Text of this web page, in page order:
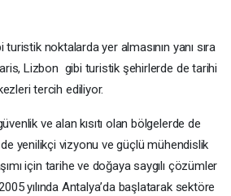
noktalarda yer almasının yanı sıra
Lizbon gibi turistik şehirlerde de tarihi
tercih ediliyor.
ve alan kısıtı olan bölgelerde de
yenilikçi vizyonu ve güçlü mühendislik
için tarihe ve doğaya saygılı çözümler
yılında Antalya’da başlatarak sektöre